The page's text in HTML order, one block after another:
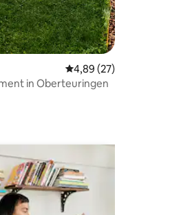
Gemiddelde
4,89 (27)
in Oberteuringen